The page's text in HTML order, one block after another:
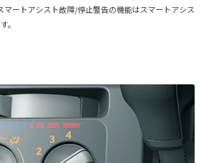
マートアシスト故障/停止警告の機能はスマートアシス
。